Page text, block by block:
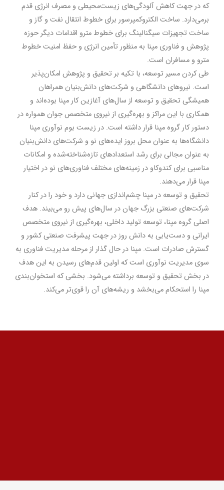
که در جهت کاهش آلودگیهای زیستمحیطی و مصرف انرژی قدم
برمیدارد. ساخت الکتروکمپرسور برای خطوط انتقال نفت و گاز و
ساخت تجهیزات سیگنالینگ برای خطوط مترو اقدامات دیگر حوزه
پژوهش و فناوری مپنا به منظور تأمین انرژی و حفظ امنیت خطوط
مترو و مسافران است.
طی کردن مسیر توسعه، با تکیه بر تحقیق و پژوهش امکان‌پذیر
است. نیروهای دانشگاهی و شرکتهای دانشبنیان همراهان
همیشگی تحقیق و توسعه از سال‌های آغازین کار مپنا بوده‌اند و
همکاری با این مراکز و بهره‌گیری از نیروی متخصص جوان همواره در
دستور کار گروه مپنا قرار داشته است. در زیست بوم نوآوری مپنا
دانشگاهها به عنوان محل بروز ایدههای نو و شرکتهای دانشبنیان
به عنوان مجالی برای رشد استعدادهای تازه‌شناختهشده و امکانات
مناسبی برای کندوکاو در زمینههای مختلف فناوری‌های نو در اختیار
مپنا قرار میدهند.
تحقیق و توسعه در مپنا چشماندازی جهانی دارد و خود را در کنار
شرکتهای صنعتی بزرگ جهان در سالهای پیش رو میبیند. هدف
اصلی گروه مپنا، توسعه تولید داخلی، بهرهگیری از نیروی متخصص
ایرانی و دستیابی به دانش روز در جهت پیشرفت صنعتی کشور و
گسترش صادرات است. مپنا در حال گذار از مرحله مدیریت فناوری به
سوی مدیریت نوآوری است که اولین قدمهای رسیدن به این هدف
در بخش تحقیق و توسعه برداشته میشود. بخشی که استخوانبندی
مپنا را استحکام میبخشد و ریشههای آن را قویتر میکند.